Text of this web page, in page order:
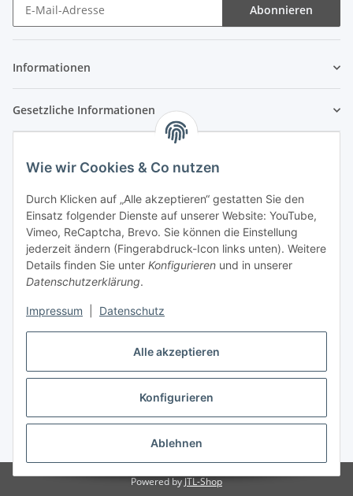
Alle akzeptieren
Konfigurieren
Ablehnen
Wie wir Cookies & Co nutzen
Durch Klicken auf „Alle akzeptieren“ gestatten Sie den
Einsatz folgender Dienste auf unserer Website: YouTube,
Vimeo, ReCaptcha, Brevo. Sie können die Einstellung
jederzeit ändern (Fingerabdruck-Icon links unten). Weitere
Details finden Sie unter Konfigurieren und in unserer
Datenschutzerklärung.
Impressum Datenschutz
Abonnieren
Informationen
Gesetzliche Informationen
Vertrag widerrufen
* Alle Preise inkl. gesetzlicher USt., zzgl.Versand
Powered byJTL-Shop